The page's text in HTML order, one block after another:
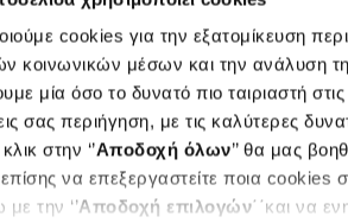
cookies για την εξατομίκευση
κοινωνικών μέσων και την ανάλυση
μία όσο το δυνατό πιο ταιριαστή
σας περιήγηση, με τις καλύτερες
στην ‘’Αποδοχή όλων’’ θα μας
να επεξεργαστείτε ποια cookies
την ‘’Αποδοχή επιλογών΄΄και να